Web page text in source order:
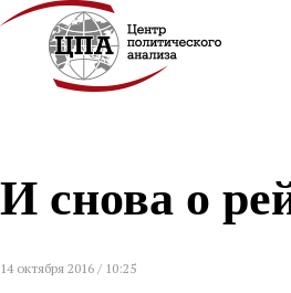
И снова о
14 октября 2016 / 10:25